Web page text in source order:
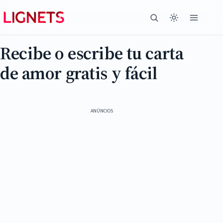
Recibe o escribe tu carta
de amor gratis y fácil
ANÚNCIOS